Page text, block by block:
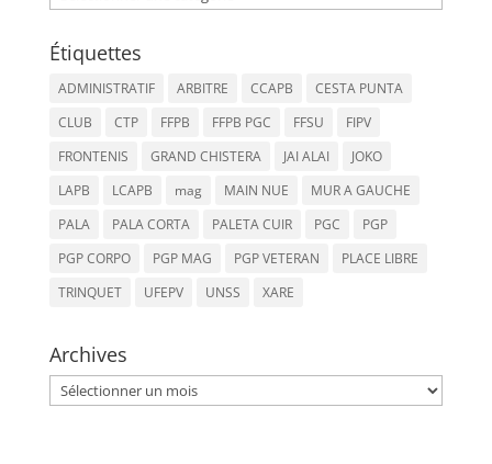
Étiquettes
ADMINISTRATIF ARBITRE CCAPB
CESTA PUNTA
CLUB
CTP FFPB FFPB PGC FFSU
FIPV
FRONTENIS
GRAND CHISTERA JAI ALAI
JOKO
LAPB
LCAPB mag MAIN NUE
MUR A GAUCHE
PALA
PALA CORTA PALETA CUIR PGC
PGP
PGP CORPO
PGP MAG PGP VETERAN
PLACE LIBRE
TRINQUET
UFEPV UNSS XARE
Archives
Archives